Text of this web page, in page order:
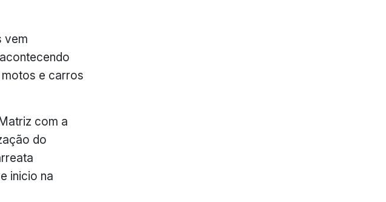
vem
e carros
com a
do
inicio na